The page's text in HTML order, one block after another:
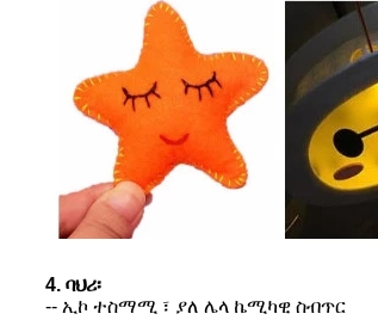
4. ባህሪ፡
-- ኢኮ ተስማሚ ፣ ያለ ሌላ ኬሚካዊ ስብጥር